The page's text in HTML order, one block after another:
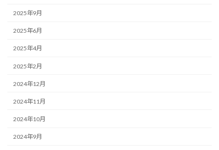
2025年9月
2025年6月
2025年4月
2025年2月
2024年12月
2024年11月
2024年10月
2024年9月